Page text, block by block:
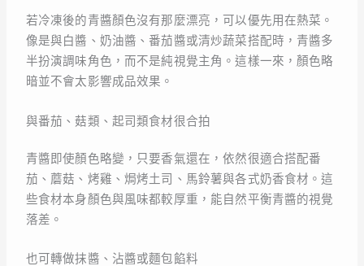
若冷凍後的青醬顏色沒有那麼漂亮，可以優先用在熱菜。
像是與白醬、奶油醬、番茄醬或清炒蔬菜搭配時，青醬多
半扮演調味角色，而不是純視覺主角。這樣一來，顏色略
暗並不會太影響成品效果。
與番茄、菇類、起司類食材很合拍
青醬即使顏色略變，只要香氣還在，依然很適合搭配番
茄、蘑菇、烤雞、焗烤土司、馬鈴薯與各式奶香食材。這
些食材本身顏色與風味都較厚重，能自然平衡青醬的視覺
落差。
也可轉做抹醬、沾醬或麵包餡料